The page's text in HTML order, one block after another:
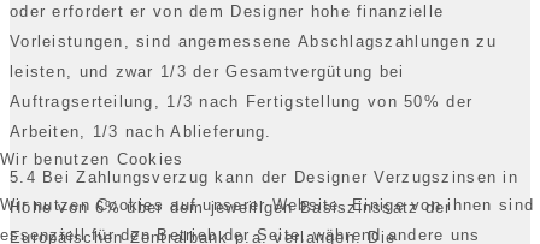
oder erfordert er von dem Designer hohe finanzielle
Vorleistungen, sind angemessene Abschlagszahlungen zu
leisten, und zwar 1/3 der Gesamtvergütung bei
Auftragserteilung, 1/3 nach Fertigstellung von 50% der
Arbeiten, 1/3 nach Ablieferung.
5.4 Bei Zahlungsverzug kann der Designer Verzugszinsen in
Höhe von 6% über dem jeweiligen Basiszinssatz der
Europäischen Zentralbank p.a. verlangen. Die
Wir benutzen Cookies
Wir nutzen Cookies auf unserer Website. Einige von ihnen sind
essenziell für den Betrieb der Seite, während andere uns